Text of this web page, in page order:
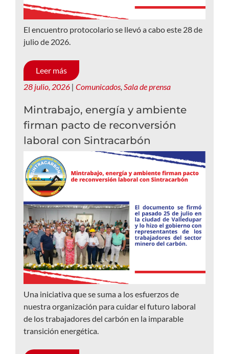
El encuentro protocolario se llevó a cabo este 28 de
julio de 2026.
Leer más
28 julio, 2026 | Comunicados, Sala de prensa
Mintrabajo, energía y ambiente
firman pacto de reconversión
laboral con Sintracarbón
Una iniciativa que se suma a los esfuerzos de
nuestra organización para cuidar el futuro laboral
de los trabajadores del carbón en la imparable
transición energética.